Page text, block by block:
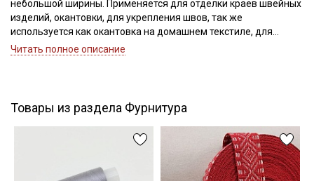
небольшой ширины. Применяется для отделки краев швейных
изделий, окантовки, для укрепления швов, так же
используется как окантовка на домашнем текстиле, для
укрепления швов может быть использована на форменной и
Важно! Перед применением ее следует замочить в воде при
30С – 40С для исключения дальнейшей усадки. Усадка до 5%
Цветопередача может отличаться от оригинального цвета, в
зависимости от настроек вашего монитора.
Читать полное описание
Товары из раздела Фурнитура
данных
ДаюСогласие на получение рекламных и
информационных рассылок